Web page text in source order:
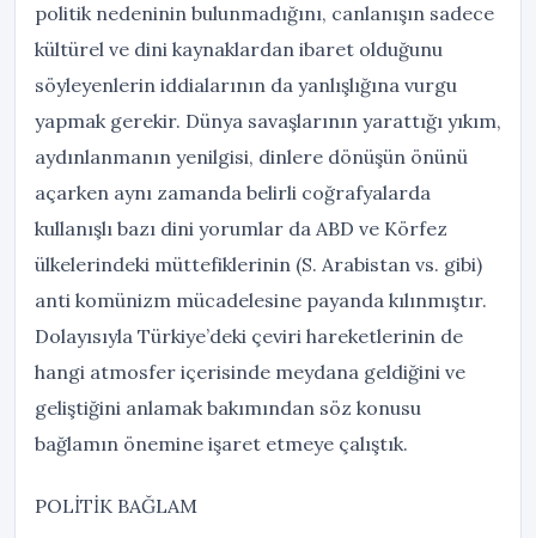
politik nedeninin bulunmadığını, canlanışın sadece
kültürel ve dini kaynaklardan ibaret olduğunu
söyleyenlerin iddialarının da yanlışlığına vurgu
yapmak gerekir. Dünya savaşlarının yarattığı yıkım,
aydınlanmanın yenilgisi, dinlere dönüşün önünü
açarken aynı zamanda belirli coğrafyalarda
kullanışlı bazı dini yorumlar da ABD ve Körfez
ülkelerindeki müttefiklerinin (S. Arabistan vs. gibi)
anti komünizm mücadelesine payanda kılınmıştır.
Dolayısıyla Türkiye’deki çeviri hareketlerinin de
hangi atmosfer içerisinde meydana geldiğini ve
geliştiğini anlamak bakımından söz konusu
bağlamın önemine işaret etmeye çalıştık.
POLİTİK BAĞLAM